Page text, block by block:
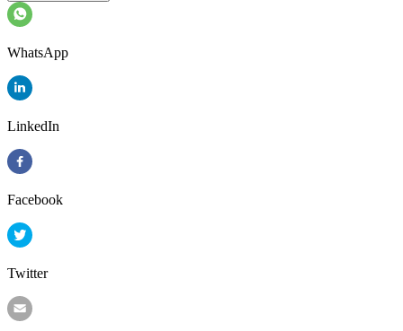
WhatsApp
LinkedIn
Facebook
Twitter